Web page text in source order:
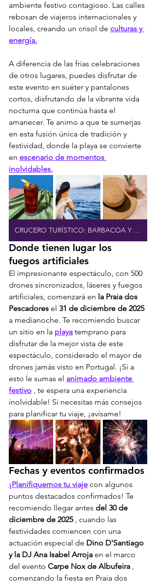
ambiente festivo contagioso. Las calles
rebosan de viajeros internacionales y
locales, creando un crisol de culturas y
energía.
A diferencia de las frías celebraciones
de otros lugares, puedes disfrutar de
este evento en suéter y pantalones
cortos, disfrutando de la vibrante vida
nocturna que continúa hasta el
amanecer. Te animo a que te sumerjas
en esta fusión única de tradición y
festividad, donde la playa se convierte
en escenario de momentos
inolvidables.
CRUCERO TURÍSTICO: BARBACOA Y BARRA LIBRE
Donde tienen lugar los
fuegos artificiales
El impresionante espectáculo, con 500
drones sincronizados, láseres y fuegos
artificiales, comenzará en la Praia dos
Pescadores el 31 de diciembre de 2025
a medianoche. Te recomiendo buscar
un sitio en la playa temprano para
disfrutar de la mejor vista de este
espectáculo, considerado el mayor de
drones jamás visto en Portugal. ¡Si a
esto le sumas el animado ambiente
festivo , te espera una experiencia
inolvidable! Si necesitas más consejos
para planificar tu viaje, ¡avísame!
Fechas y eventos confirmados
¡Planifiquemos tu viaje con algunos
puntos destacados confirmados! Te
recomiendo llegar antes del 30 de
diciembre de 2025 , cuando las
festividades comiencen con una
actuación especial de Dino D'Santiago
y la DJ Ana Isabel Arroja en el marco
del evento Carpe Nox de Albufeira ,
comenzando la fiesta en Praia dos